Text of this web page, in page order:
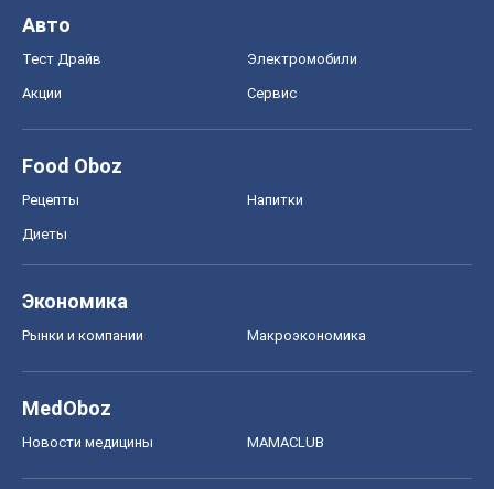
Авто
Тест Драйв Электромобили
Акции Сервис
Food Oboz
Рецепты Напитки
Диеты
Экономика
Рынки и компании Mакроэкономика
MedOboz
Новости медицины MAMACLUB